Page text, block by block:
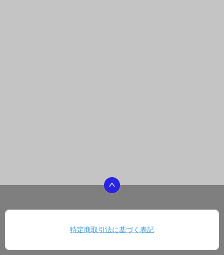
特定商取引法に基づく表記